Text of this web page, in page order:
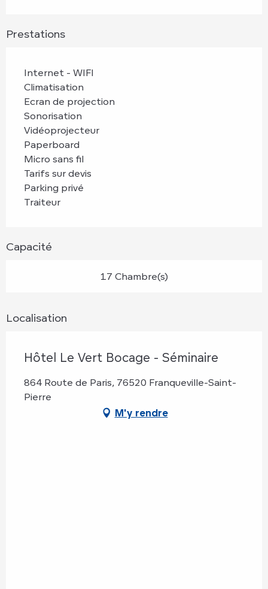
Prestations
Internet - WIFI
Climatisation
Ecran de projection
Sonorisation
Vidéoprojecteur
Paperboard
Micro sans fil
Tarifs sur devis
Parking privé
Traiteur
Capacité
17 Chambre(s)
Localisation
Hôtel Le Vert Bocage - Séminaire
864 Route de Paris, 76520 Franqueville-Saint-
Pierre
M'y rendre